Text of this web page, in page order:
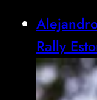
Rally